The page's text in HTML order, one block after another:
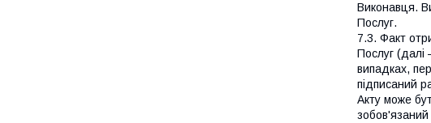
Виконавця.
Послуг.
7.3. Факт
Послуг (далі
випадках,
підписаний
Акту може